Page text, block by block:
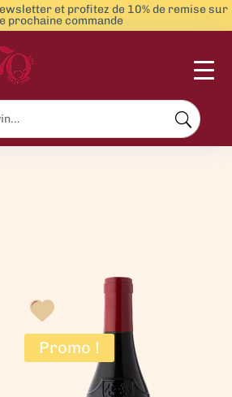
et profitez de 10% de remise sur
prochaine commande
Promo !